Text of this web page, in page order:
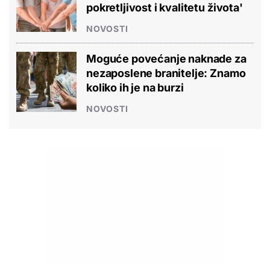
pokretljivost i kvalitetu života'
NOVOSTI
Moguće povećanje naknade za
nezaposlene branitelje: Znamo
koliko ih je na burzi
NOVOSTI